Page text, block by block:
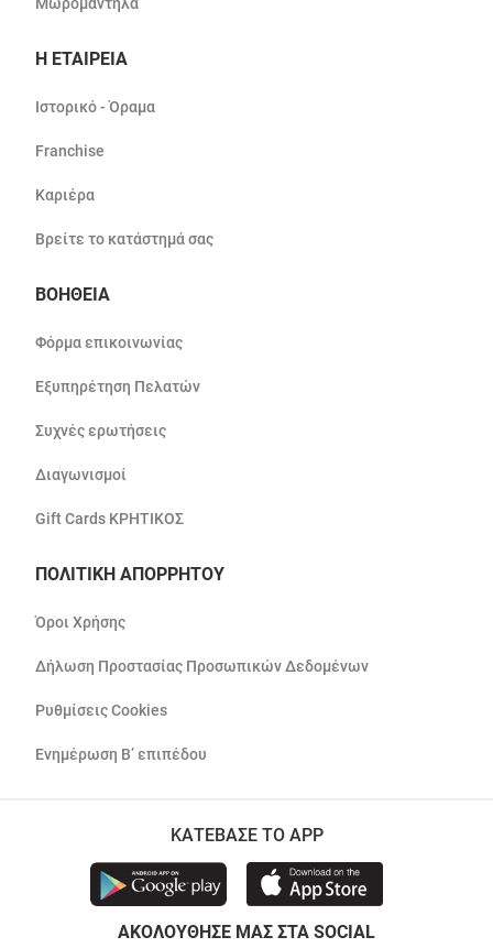
Η ΕΤΑΙΡΕΙΑ
Ιστορικό - Όραμα
Franchise
Καριέρα
Βρείτε το κατάστημά σας
ΒΟΗΘΕΙΑ
Φόρμα επικοινωνίας
Εξυπηρέτηση Πελατών
Συχνές ερωτήσεις
Διαγωνισμοί
Gift Cards ΚΡΗΤΙΚΟΣ
ΠΟΛΙΤΙΚΗ ΑΠΟΡΡΗΤΟΥ
Όροι Χρήσης
Δήλωση Προστασίας Προσωπικών Δεδομένων
Ρυθμίσεις Cookies
Ενημέρωση Β’ επιπέδου
ΚΑΤΕΒΑΣΕ ΤΟ APP
ΑΚΟΛΟΥΘΗΣΕ ΜΑΣ ΣΤΑ SOCIAL